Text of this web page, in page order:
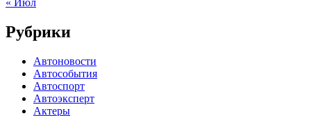
Рубрики
Автоновости
Автособытия
Автоспорт
Автоэксперт
Актеры